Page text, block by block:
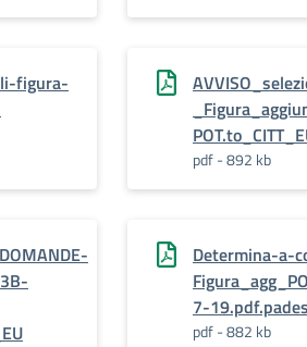
figura-
pdf - 892 kb
Determina-a-
7-19.pdf.pades_
pdf - 882 kb